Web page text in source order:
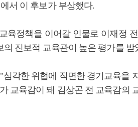
서 이 후보가 부상했다.
육정책을 이어갈 인물로 이재정
진보적 교육관이 높은 평가를 받
각한 위협에 직면한 경기교육을
교육감이 돼 김상곤 전 교육감의